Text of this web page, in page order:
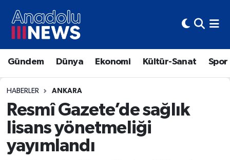
Gündem Dünya Ekonomi Kültür-Sanat Spor
HABERLER ANKARA
Resmî Gazete’de sağlık
lisans yönetmeliği
yayımlandı
Hava Durumu
Trafik Durumu
Süper Lig Puan Durumu ve Fikstür
Tüm Manşetler
Son Dakika Haberleri